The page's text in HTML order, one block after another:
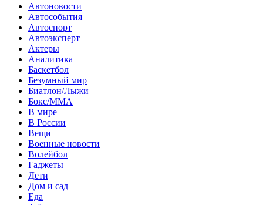
Автоновости
Автособытия
Автоспорт
Автоэксперт
Актеры
Аналитика
Баскетбол
Безумный мир
Биатлон/Лыжи
Бокс/MMA
В мире
В России
Вещи
Военные новости
Волейбол
Гаджеты
Дети
Дом и сад
Еда